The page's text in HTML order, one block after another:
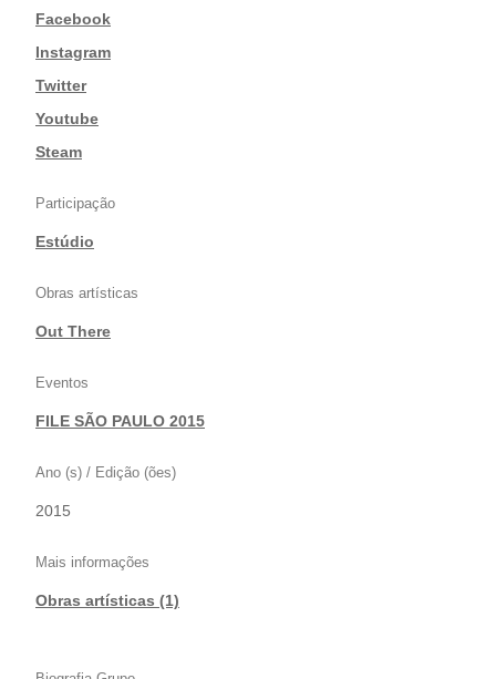
|Facebook
|Instagram
|Twitter
|Youtube
|Steam
Participação
Estúdio
Obras artísticas
Out There
Eventos
FILE SÃO PAULO 2015
Ano (s) / Edição (ões)
2015
Mais informações
Obras artísticas (1)